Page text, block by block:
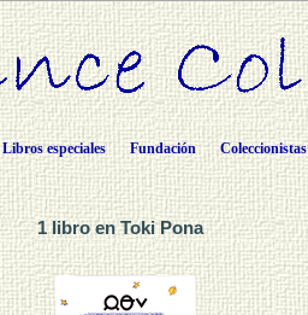
Libros especiales Fundación Coleccionistas
1 libro en Toki Pona